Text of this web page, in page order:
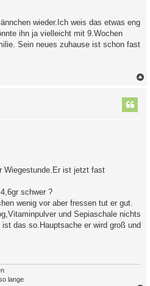
wieder.Ich weis das etwas eng
ihn ja vielleicht mit 9.Wochen
Sein neues zuhause ist schon fast
Wiegestunde.Er ist jetzt fast
schwer ?
wenig vor aber fressen tut er gut.
und Sepiaschale nichts
das so.Hauptsache er wird groß und
lange